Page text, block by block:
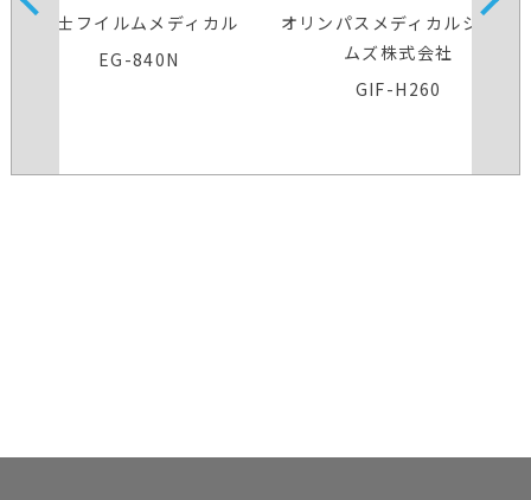
富士フイルムメディカル
EG-840N
ープ
オリンパスメディカルシステ
ムズ株式会社
GIF-H260